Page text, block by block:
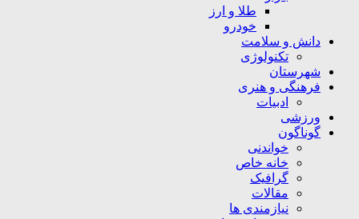
طلا و ارز
خودرو
دانش و سلامت
تکنولوژی
شهرستان
فرهنگی و هنری
ادبیات
ورزشی
گوناگون
خواندنی
خانه خاص
گرافیک
مقالات
نیازمندی ها